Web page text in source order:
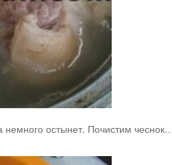
остынет. Почистим